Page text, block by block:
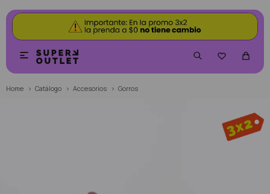


Home Catálogo Accesorios Gorros